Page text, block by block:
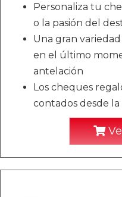
Personaliza tu
o la pasión del
Una gran
en el último
antelación
Los cheques
contados desde